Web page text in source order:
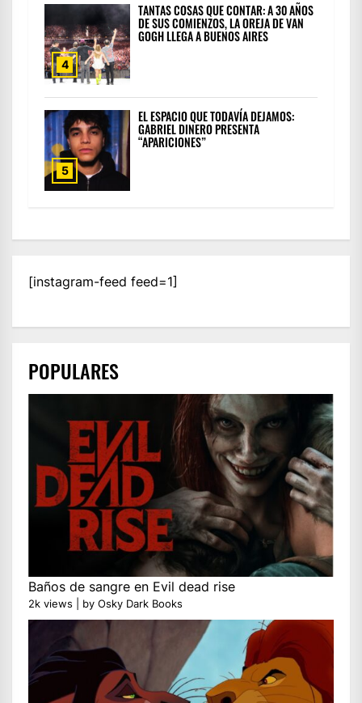
4
TANTAS COSAS QUE CONTAR: A 30 AÑOS
DE SUS COMIENZOS, LA OREJA DE VAN
GOGH LLEGA A BUENOS AIRES
5
EL ESPACIO QUE TODAVÍA DEJAMOS:
GABRIEL DINERO PRESENTA
“APARICIONES”
[instagram-feed feed=1]
POPULARES
Baños de sangre en Evil dead rise
2k views by Osky Dark Books